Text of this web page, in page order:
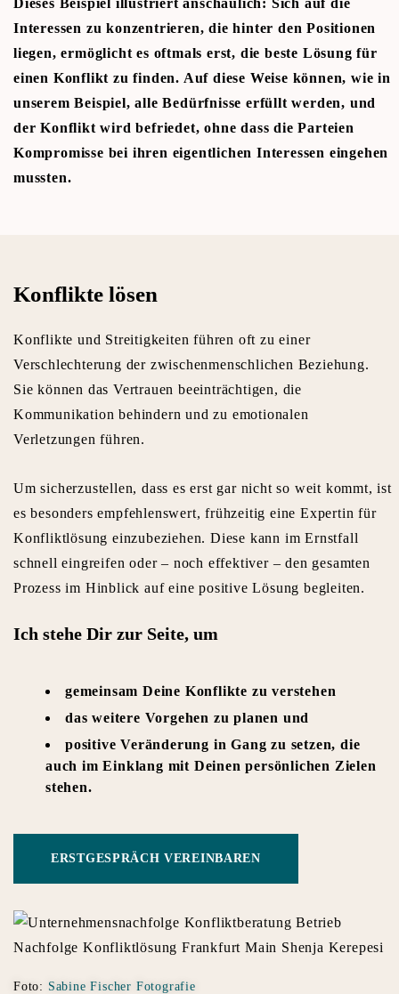
Interessen zu konzentrieren, die hinter den Positionen
liegen, ermöglicht es oftmals erst, die beste Lösung für
einen Konflikt zu finden. Auf diese Weise können, wie in
unserem Beispiel, alle Bedürfnisse erfüllt werden, und
der Konflikt wird befriedet, ohne dass die Parteien
Kompromisse bei ihren eigentlichen Interessen eingehen
mussten.
Konflikte lösen
Konflikte und Streitigkeiten führen oft zu einer
Verschlechterung der zwischenmenschlichen Beziehung.
Sie können das Vertrauen beeinträchtigen, die
Kommunikation behindern und zu emotionalen
Verletzungen führen.
Um sicherzustellen, dass es erst gar nicht so weit kommt, ist
es besonders empfehlenswert, frühzeitig eine Expertin für
Konfliktlösung einzubeziehen. Diese kann im Ernstfall
schnell eingreifen oder – noch effektiver – den gesamten
Prozess im Hinblick auf eine positive Lösung begleiten.
Ich stehe Dir zur Seite, um
gemeinsam Deine Konflikte zu verstehen
das weitere Vorgehen zu planen und
positive Veränderung in Gang zu setzen, die
auch im Einklang mit Deinen persönlichen Zielen
stehen.
ERSTGESPRÄCH VEREINBAREN
Foto: Sabine Fischer Fotografie